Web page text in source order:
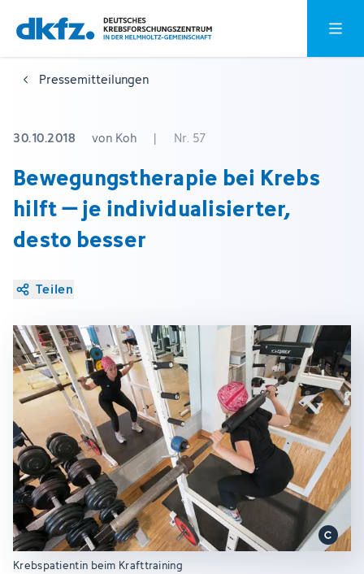
Zum
Hauptinhalt
springen
Zur
Fußzeile
springen
Pressemitteilungen
30.10.2018 von Koh | Nr. 57
Bewegungstherapie bei Krebs
hilft – je individualisierter,
desto besser
Teilen
Krebspatientin beim Krafttraining